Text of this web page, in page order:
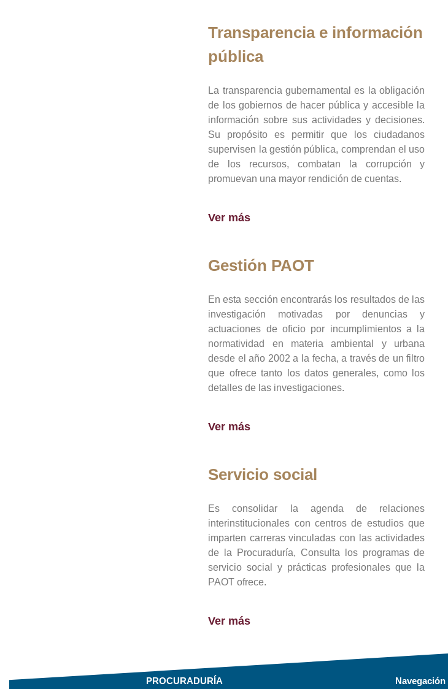
Transparencia e información
pública
La transparencia gubernamental es la obligación
de los gobiernos de hacer pública y accesible la
información sobre sus actividades y decisiones.
Su propósito es permitir que los ciudadanos
supervisen la gestión pública, comprendan el uso
de los recursos, combatan la corrupción y
promuevan una mayor rendición de cuentas.
Ver más
Gestión PAOT
En esta sección encontrarás los resultados de las
investigación motivadas por denuncias y
actuaciones de oficio por incumplimientos a la
normatividad en materia ambiental y urbana
desde el año 2002 a la fecha, a través de un filtro
que ofrece tanto los datos generales, como los
detalles de las investigaciones.
Ver más
Servicio social
Es consolidar la agenda de relaciones
interinstitucionales con centros de estudios que
imparten carreras vinculadas con las actividades
de la Procuraduría, Consulta los programas de
servicio social y prácticas profesionales que la
PAOT ofrece.
Ver más
PROCURADURÍA Navegación